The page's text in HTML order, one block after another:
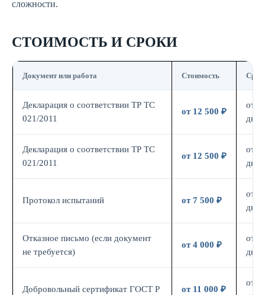
сложности.
СТОИМОСТЬ И СРОКИ
Документ или работа Стоимость Срок
Декларация о соответствии ТР ТС
021/2011
от 12 500 ₽
от 7
дн.
Декларация о соответствии ТР ТС
021/2011
от 12 500 ₽
от 7
дн.
Протокол испытаний от 7 500 ₽
от 7
дн.
Отказное письмо (если документ
не требуется)
от 4 000 ₽
от 3
дн.
Добровольный сертификат ГОСТ Р от 11 000 ₽
от 7